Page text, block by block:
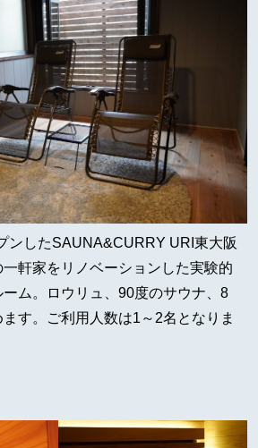
ンしたSAUNA&CURRY URI東大阪
軒家をリノベーションした実験的
ム。ロウリュ、90度のサウナ、8
す。ご利用人数は1～2名となりま